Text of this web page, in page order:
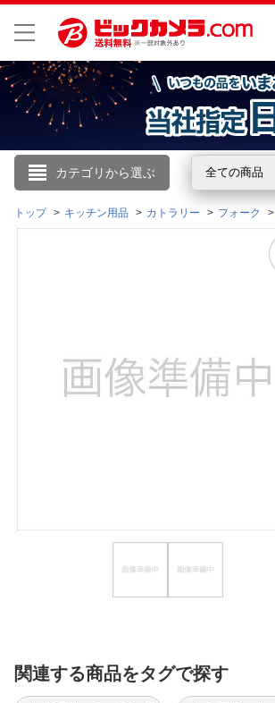
カテゴリから選ぶ 全ての商品
こんにちは
ログイン
閲覧履歴
トップ キッチン用品 カトラリー フォーク
関連する商品をタグで探す